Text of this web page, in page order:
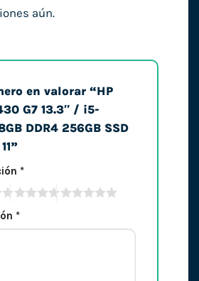
aún.
en valorar “HP
G7 13.3″ / i5-
DDR4 256GB SSD
*
*